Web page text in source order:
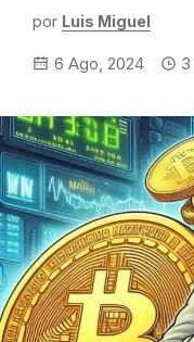
por Luis Miguel
6 Ago, 2024 3